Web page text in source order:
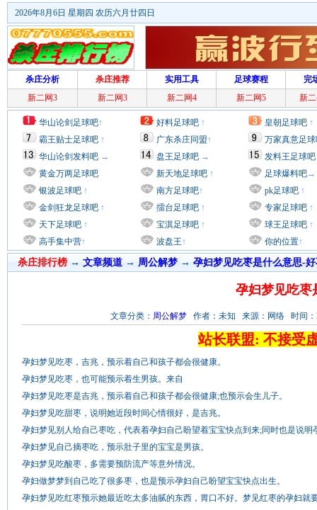
2026年8月6日 星期四 农历六月廿四日
杀庄分析 杀庄推荐 实用工具 足球赛程
完
新二网3
新二网3 新二网4 新二网5 新
华山论剑足球吧↑
霸王贴士足球吧 ↑
华山论剑发料吧 →
黄金万两足球吧
银波足球吧 ↑
金剑狂龙足球吧 ↑
天下足球吧 ↑
高手集中营↑
好料足球吧 ↑
广东杀庄同盟↑
盘王足球吧 →
新天地足球吧 ↑
南方足球吧↑
擂台足球吧 ↑
宝淇足球吧 ↑
波盘王↑
皇朝足球吧 ↑
万家真意足
发料王足球吧
足球爆料吧→
pk足球吧 ↑
专家足球吧 ↑
球王足球吧 ↑
你的位置↑
杀庄排行榜 → 文章频道→ 周公解梦 → 孕妇梦见吃枣是什么意思-
孕妇梦见吃枣
文章分类： 周公解梦 作者：未知 来源：网络 时间：
站长联盟: 不接受
孕妇梦见吃枣，吉兆，预示着自己和孩子都会很健康。
孕妇梦见吃枣，也可能预示着生男孩。来自
孕妇梦见吃枣是吉兆，预示着自己和孩子都会很健康;也预示会生儿子。
孕妇梦见吃甜枣，说明她近段时间心情很好，是吉兆。
孕妇梦见别人给自己枣吃，代表着孕妇自己盼望着宝宝快点到来;同时也是说明
孕妇梦见自己摘枣吃，预示肚子里的宝宝是男孩。
孕妇梦见吃酸枣，多需要预防流产等意外情况。
孕妇做梦梦到自己吃了很多枣，也是预示孕妇自己盼望宝宝快点出生。
孕妇梦见吃红枣预示她最近吃太多油腻的东西，胃口不好。梦见红枣的孕妇就